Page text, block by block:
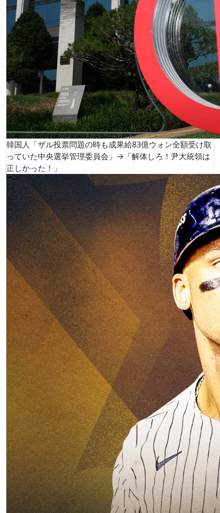
韓国人「ザル投票問題の時も成果給83億ウォン全額受け取
っていた中央選挙管理委員会」→「解体しろ！尹大統領は
正しかった！」